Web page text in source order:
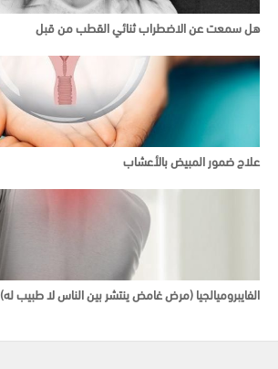
هل سمعت عن الاضطراب ثنائي القطب من قبل
علاج ضمور المبيض بالأعشاب
الفايبروميالجيا (مرض غامض ينتشر بين الناس لا طبيب له)